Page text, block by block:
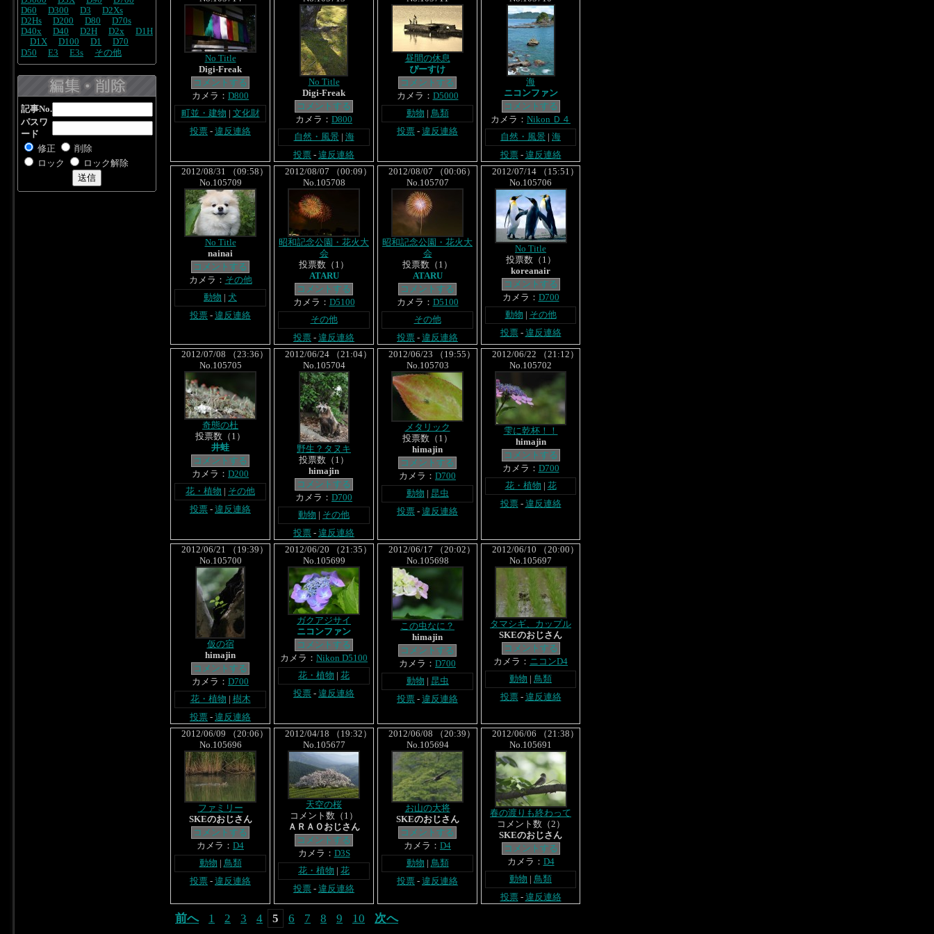
D60
D300 D3
D2Xs
D2Hs
D200 D80
D70s
D40x
D40 D2H D2x
D1H
D1X
D100 D1
D70
D50
E3 E3s その他
記事No.
パスワ
ード
修正
削除
ロック
ロック解除
No Title
Digi-Freak
コメントする
カメラ： D800
町並・建物
文化財
投票 - 違反連絡
No Title
Digi-Freak
コメントする
カメラ： D800
自然・風景| 海
投票 - 違反連絡
昼間の休息
ぴーすけ
コメントする
カメラ： D5000
動物
鳥類
投票 - 違反連絡
海
ニコンファン
コメントする
カメラ： Nikon Ｄ４
自然・風景
海
投票- 違反連絡
2012/08/31 （09:58）
No.105709
No Title
nainai
コメントする
カメラ： その他
動物
犬
投票 - 違反連絡
2012/08/07 （00:09）
No.105708
昭和記念公園・花火大
会
投票数（1）
ATARU
コメントする
カメラ： D5100
その他
投票 - 違反連絡
2012/08/07 （00:06）
No.105707
昭和記念公園・花火大
会
投票数（1）
ATARU
コメントする
カメラ： D5100
その他
投票 - 違反連絡
2012/07/14 （15:51）
No.105706
No Title
投票数（1）
koreanair
コメントする
カメラ： D700
動物
その他
投票- 違反連絡
2012/07/08 （23:36）
No.105705
奇態の杜
投票数（1）
井蛙
コメントする
カメラ： D200
花・植物
その他
投票 - 違反連絡
2012/06/24 （21:04）
No.105704
野生？タヌキ
投票数（1）
himajin
コメントする
カメラ： D700
動物
その他
投票 - 違反連絡
2012/06/23 （19:55）
No.105703
メタリック
投票数（1）
himajin
コメントする
カメラ： D700
動物
昆虫
投票 - 違反連絡
2012/06/22 （21:12）
No.105702
雫に乾杯！！
himajin
コメントする
カメラ： D700
花・植物
花
投票- 違反連絡
2012/06/21 （19:39）
No.105700
仮の宿
himajin
コメントする
カメラ： D700
花・植物
樹木
投票 - 違反連絡
2012/06/20 （21:35）
No.105699
ガクアジサイ
ニコンファン
コメントする
カメラ： Nikon D5100
花・植物
花
投票 - 違反連絡
2012/06/17 （20:02）
No.105698
この虫なに？
himajin
コメントする
カメラ： D700
動物
昆虫
投票 - 違反連絡
2012/06/10 （20:00）
No.105697
タマシギ、カップル
SKEのおじさん
コメントする
カメラ： ニコンD4
動物
鳥類
投票- 違反連絡
2012/06/09 （20:06）
No.105696
ファミリー
SKEのおじさん
コメントする
カメラ： D4
動物
鳥類
投票 - 違反連絡
2012/04/18 （19:32）
No.105677
天空の桜
コメント数（1）
ＡＲＡＯおじさん
コメントする
カメラ： D3S
花・植物
花
投票 - 違反連絡
2012/06/08 （20:39）
No.105694
お山の大将
SKEのおじさん
コメントする
カメラ： D4
動物
鳥類
投票 - 違反連絡
2012/06/06 （21:38）
No.105691
春の渡りも終わって
コメント数（2）
SKEのおじさん
コメントする
カメラ： D4
動物
鳥類
投票- 違反連絡
前へ 1 2 3 4 5 6 7 8 9 10 次へ